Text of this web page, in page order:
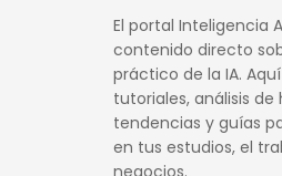
El portal Inteligencia
contenido directo
práctico de la IA.
tutoriales, análisis
tendencias y guías
en tus estudios, el
negocios.